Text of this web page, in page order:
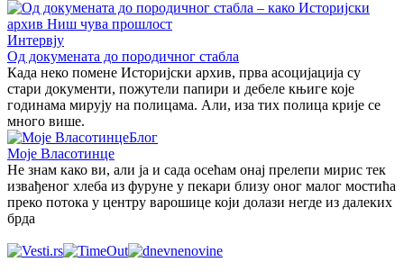
Интервју
Од докумената до породичног стабла
Када неко помене Историјски архив, прва асоцијација су
стари документи, пожутели папири и дебеле књиге које
годинама мирују на полицама. Али, иза тих полица крије се
много више.
Блог
Моје Власотинце
Не знам како ви, али ја и сада осећам онај прелепи мирис тек
извађеног хлеба из фуруне у пекари близу оног малог мостића
преко потока у центру варошице који долази негде из далеких
брда